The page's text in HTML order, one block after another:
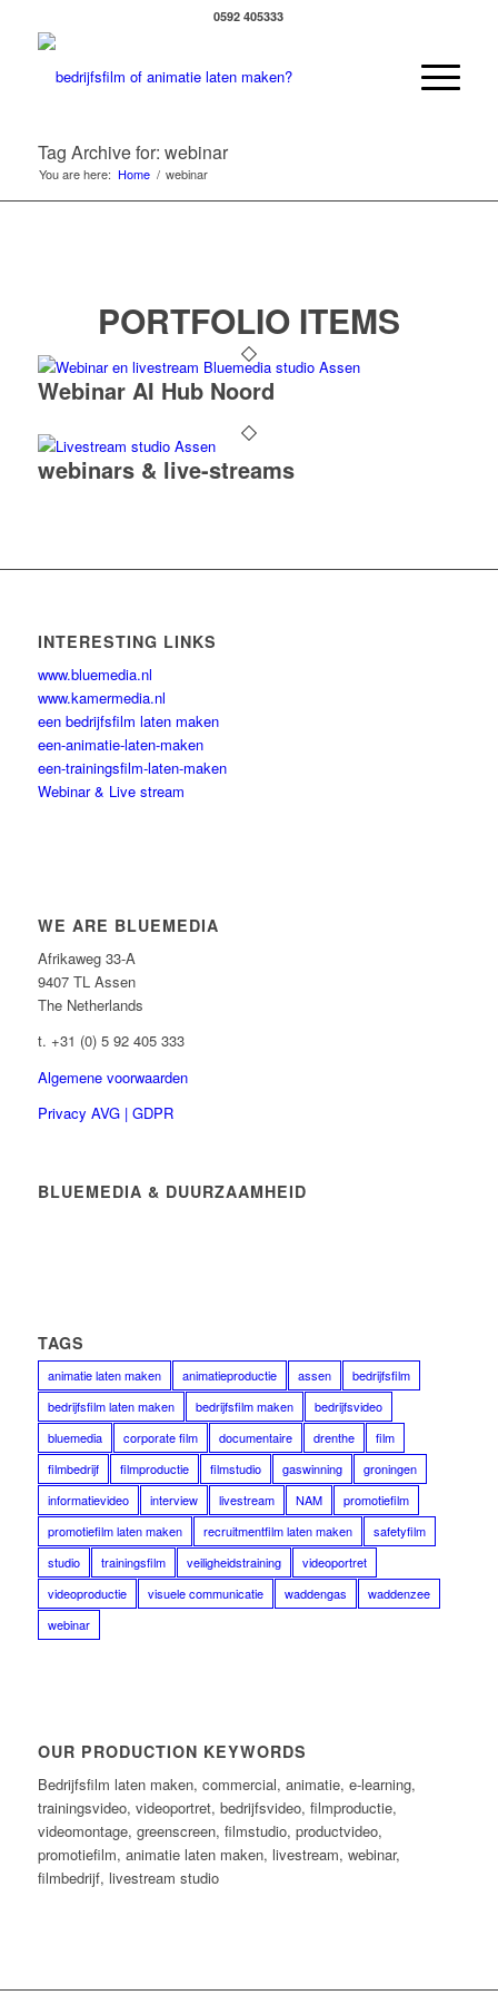
0592 405333
Tag Archive for: webinar
You are here: Home / webinar
PORTFOLIO ITEMS
Webinar AI Hub Noord
webinars & live-streams
INTERESTING LINKS
www.bluemedia.nl
www.kamermedia.nl
een bedrijfsfilm laten maken
een-animatie-laten-maken
een-trainingsfilm-laten-maken
Webinar & Live stream
WE ARE BLUEMEDIA
Afrikaweg 33-A
9407 TL Assen
The Netherlands
t. +31 (0) 5 92 405 333
Algemene voorwaarden
Privacy AVG | GDPR
BLUEMEDIA & DUURZAAMHEID
TAGS
animatie laten maken animatieproductie assen
bedrijfsfilm
bedrijfsfilm laten maken
bedrijfsfilm maken
bedrijfsvideo
bluemedia
corporate film documentaire drenthe
film
filmbedrijf
filmproductie filmstudio gaswinning
groningen
informatievideo
interview livestream NAM
promotiefilm
promotiefilm laten maken
recruitmentfilm laten maken
safetyfilm
studio
trainingsfilm veiligheidstraining
videoportret
videoproductie
visuele communicatie waddengas
waddenzee
webinar
OUR PRODUCTION KEYWORDS
Bedrijfsfilm laten maken, commercial, animatie, e-learning,
trainingsvideo, videoportret, bedrijfsvideo, filmproductie,
videomontage, greenscreen, filmstudio, productvideo,
promotiefilm, animatie laten maken, livestream, webinar,
filmbedrijf, livestream studio